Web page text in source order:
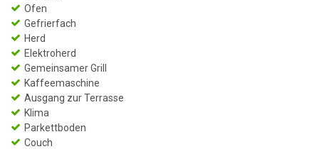
Ofen
Gefrierfach
Herd
Elektroherd
Gemeinsamer Grill
Kaffeemaschine
Ausgang zur Terrasse
Klima
Parkettboden
Couch